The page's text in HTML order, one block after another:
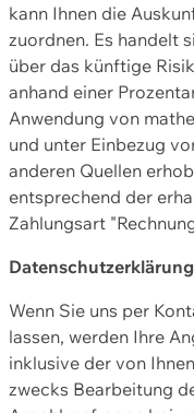
kann Ihnen die
zuordnen. Es handelt
über das künftige
anhand einer
Anwendung von
und unter Einbezug
anderen Quellen
entsprechend der
Zahlungsart
Wenn Sie uns per
lassen, werden Ihre
inklusive der von
zwecks Bearbeitung